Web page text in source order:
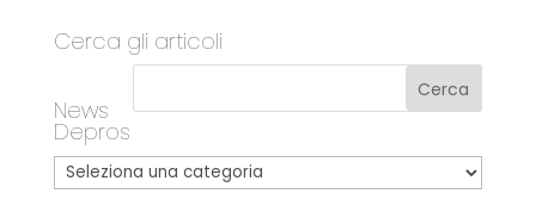
Cerca gli articoli
News
Depros